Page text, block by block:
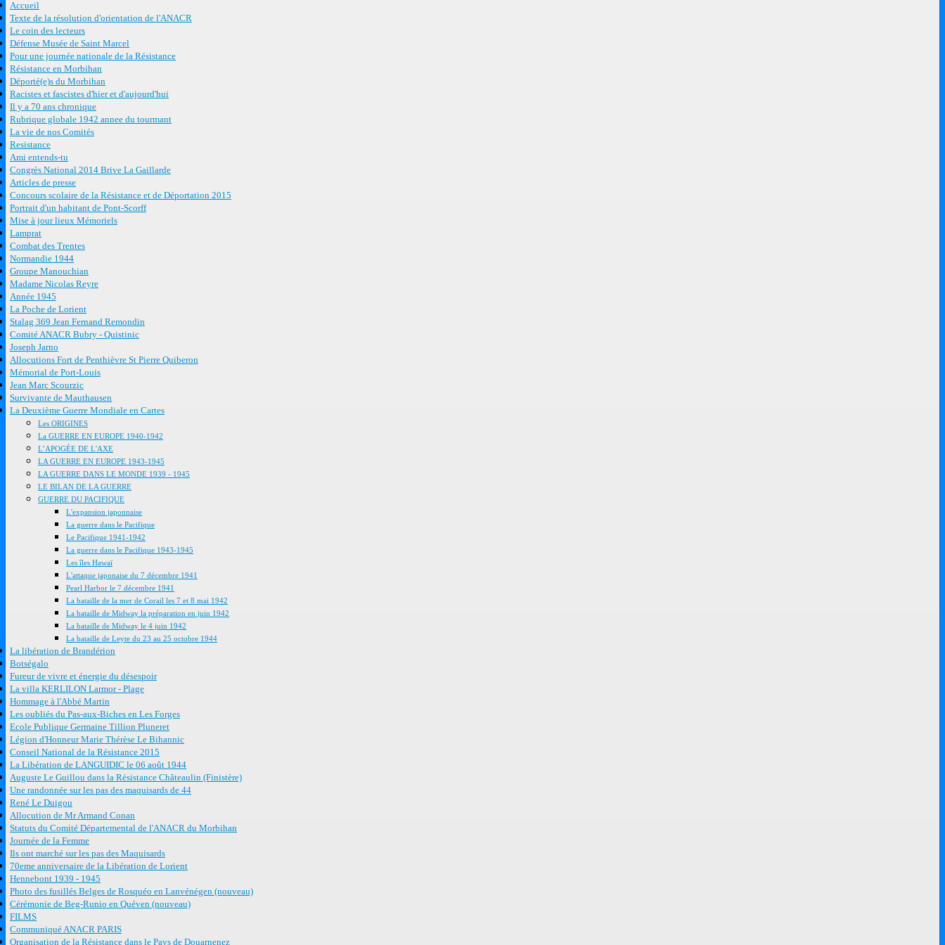
Accueil
Texte de la résolution d'orientation de l'ANACR
Le coin des lecteurs
Défense Musée de Saint Marcel
Pour une journée nationale de la Résistance
Résistance en Morbihan
Déporté(e)s du Morbihan
Racistes et fascistes d'hier et d'aujourd'hui
Il y a 70 ans chronique
Rubrique globale 1942 annee du tourmant
La vie de nos Comités
Resistance
Ami entends-tu
Congrès National 2014 Brive La Gaillarde
Articles de presse
Concours scolaire de la Résistance et de Déportation 2015
Portrait d'un habitant de Pont-Scorff
Mise à jour lieux Mémoriels
Lamprat
Combat des Trentes
Normandie 1944
Groupe Manouchian
Madame Nicolas Reyre
Année 1945
La Poche de Lorient
Stalag 369 Jean Fernand Remondin
Comité ANACR Bubry - Quistinic
Joseph Jarno
Allocutions Fort de Penthièvre St Pierre Quiberon
Mémorial de Port-Louis
Jean Marc Scourzic
Survivante de Mauthausen
La Deuxième Guerre Mondiale en Cartes
Les ORIGINES
La GUERRE EN EUROPE 1940-1942
L’APOGÉE DE L'AXE
LA GUERRE EN EUROPE 1943-1945
LA GUERRE DANS LE MONDE 1939 - 1945
LE BILAN DE LA GUERRE
GUERRE DU PACIFIQUE
L'expansion japonnaise
La guerre dans le Pacifique
Le Pacifique 1941-1942
La guerre dans le Pacifique 1943-1945
Les îles Hawaï
L'attaque japonaise du 7 décembre 1941
Pearl Harbor le 7 décembre 1941
La bataille de la mer de Corail les 7 et 8 mai 1942
La bataille de Midway la préparation en juin 1942
La bataille de Midway le 4 juin 1942
La bataille de Leyte du 23 au 25 octobre 1944
La libération de Brandérion
Botségalo
Fureur de vivre et énergie du désespoir
La villa KERLILON Larmor - Plage
Hommage à l'Abbé Martin
Les oubliés du Pas-aux-Biches en Les Forges
Ecole Publique Germaine Tillion Pluneret
Légion d'Honneur Marie Thérèse Le Bihannic
Conseil National de la Résistance 2015
La Libération de LANGUIDIC le 06 août 1944
Auguste Le Guillou dans la Résistance Châteaulin (Finistère)
Une randonnée sur les pas des maquisards de 44
René Le Duigou
Allocution de Mr Armand Conan
Statuts du Comité Départemental de l'ANACR du Morbihan
Journée de la Femme
Ils ont marché sur les pas des Maquisards
70eme anniversaire de la Libération de Lorient
Hennebont 1939 - 1945
Photo des fusillés Belges de Rosquéo en Lanvénégen (nouveau)
Cérémonie de Beg-Runio en Quéven (nouveau)
FILMS
Communiqué ANACR PARIS
Organisation de la Résistance dans le Pays de Douarnenez